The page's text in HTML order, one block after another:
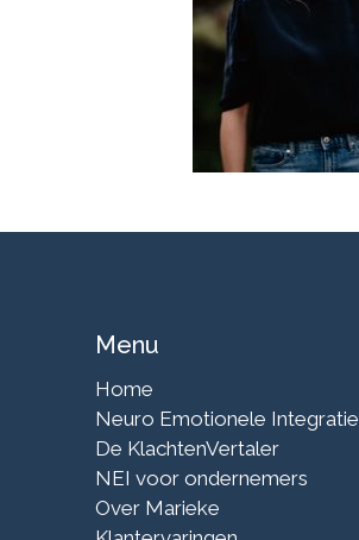
Menu
Home
Neuro Emotionele Integratie
De KlachtenVertaler
NEI voor ondernemers
Over Marieke